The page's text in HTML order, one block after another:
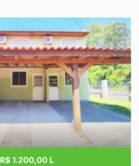
R$ 1.200,00 L